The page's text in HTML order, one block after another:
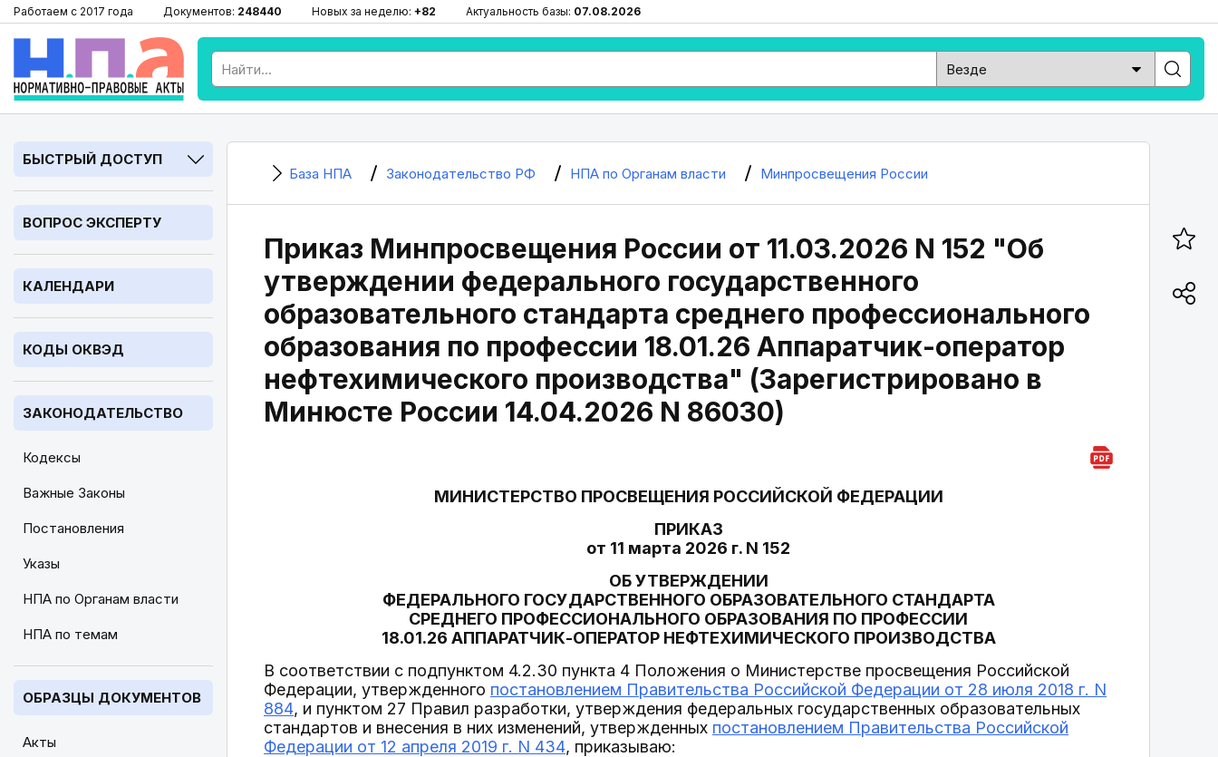
Работаем с 2017 года Документов: 248440 Новых за неделю: +82 Актуальность базы: 07.08.2026
БЫСТРЫЙ ДОСТУП
ВОПРОС ЭКСПЕРТУ
КАЛЕНДАРИ
КОДЫ ОКВЭД
ЗАКОНОДАТЕЛЬСТВО
Кодексы
Важные Законы
Постановления
Указы
НПА по Органам власти
НПА по темам
ОБРАЗЦЫ ДОКУМЕНТОВ
Акты
База НПА Законодательство РФ НПА по Органам власти Минпросвещения России
Приказ Минпросвещения России от 11.03.2026 N 152 "Об
утверждении федерального государственного
образовательного стандарта среднего профессионального
образования по профессии 18.01.26 Аппаратчик-оператор
нефтехимического производства" (Зарегистрировано в
Минюсте России 14.04.2026 N 86030)
МИНИСТЕРСТВО ПРОСВЕЩЕНИЯ РОССИЙСКОЙ ФЕДЕРАЦИИ
ПРИКАЗ
от 11 марта 2026 г. N 152
ОБ УТВЕРЖДЕНИИ
ФЕДЕРАЛЬНОГО ГОСУДАРСТВЕННОГО ОБРАЗОВАТЕЛЬНОГО СТАНДАРТА
СРЕДНЕГО ПРОФЕССИОНАЛЬНОГО ОБРАЗОВАНИЯ ПО ПРОФЕССИИ
18.01.26 АППАРАТЧИК-ОПЕРАТОР НЕФТЕХИМИЧЕСКОГО ПРОИЗВОДСТВА
В соответствии с подпунктом 4.2.30 пункта 4 Положения о Министерстве просвещения Российской
Федерации, утвержденного постановлением Правительства Российской Федерации от 28 июля 2018 г. N
884, и пунктом 27 Правил разработки, утверждения федеральных государственных образовательных
стандартов и внесения в них изменений, утвержденных постановлением Правительства Российской
Федерации от 12 апреля 2019 г. N 434, приказываю: